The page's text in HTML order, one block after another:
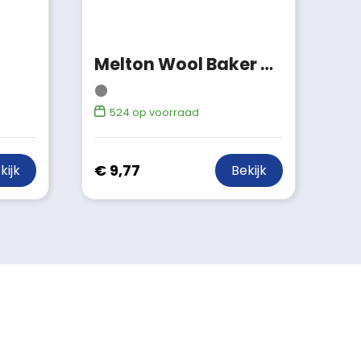
Melton Wool Baker Boy
524 op voorraad
€ 9,77 Bekijk